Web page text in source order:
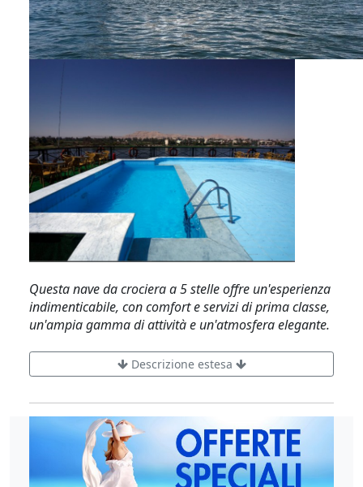
Questa nave da crociera a 5 stelle offre un'esperienza
indimenticabile, con comfort e servizi di prima classe,
un'ampia gamma di attività e un'atmosfera elegante.
Descrizione estesa